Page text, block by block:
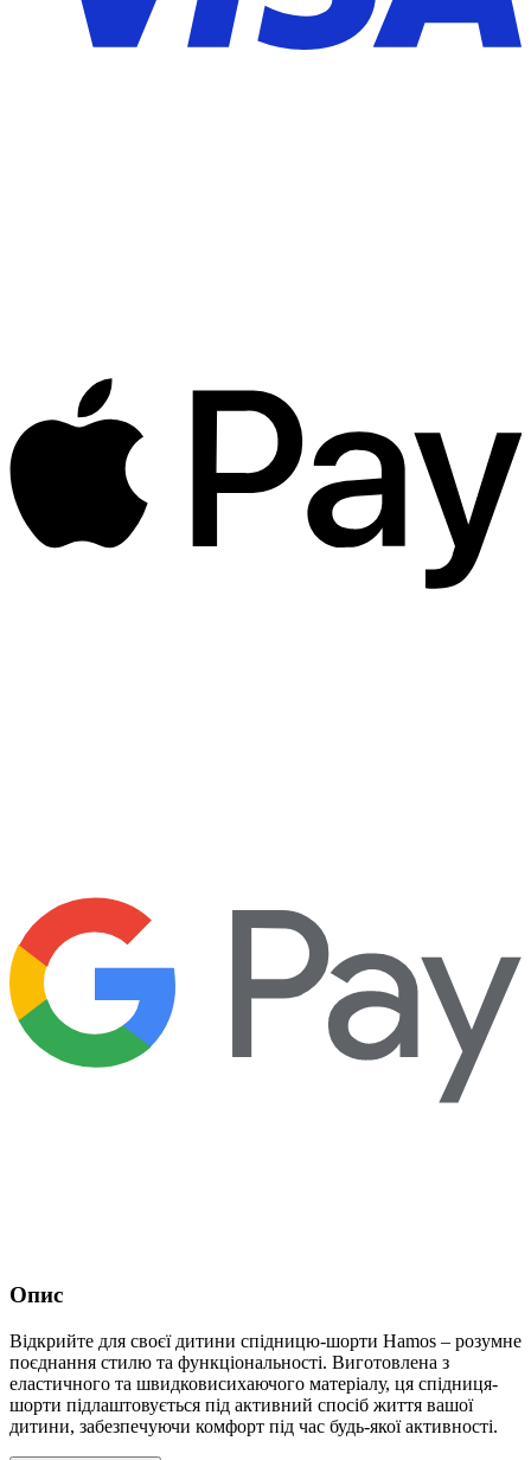
Опис
Відкрийте для своєї дитини спідницю-шорти Hamos – розумне
поєднання стилю та функціональності. Виготовлена з
еластичного та швидковисихаючого матеріалу, ця спідниця-
шорти підлаштовується під активний спосіб життя вашої
дитини, забезпечуючи комфорт під час будь-якої активності.